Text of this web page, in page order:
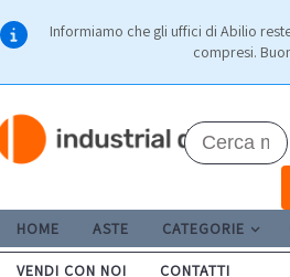
Informiamo che gli uffici di Abilio
compresi.
HOME ASTE CATEGORIE
VENDI CON NOI CONTATTI